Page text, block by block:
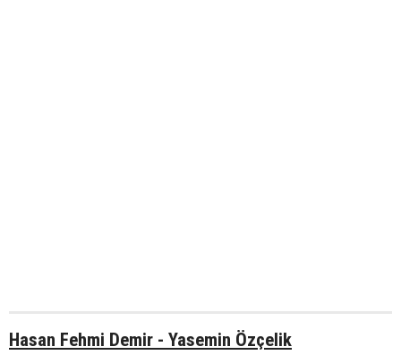
Hasan Fehmi Demir - Yasemin Özçelik